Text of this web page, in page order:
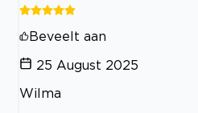
Beveelt aan
25 August 2025
Wilma